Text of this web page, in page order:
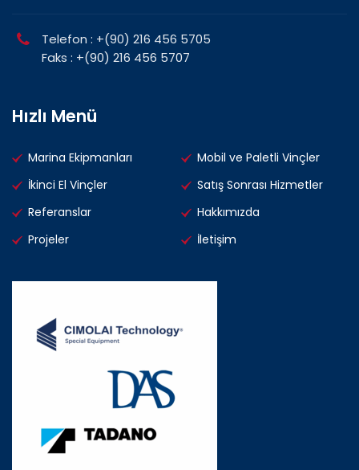
Telefon : +(90) 216 456 5705
Faks : +(90) 216 456 5707
Hızlı Menü
Marina Ekipmanları
Mobil ve Paletli Vinçler
İkinci El Vinçler
Satış Sonrası Hizmetler
Referanslar
Hakkımızda
Projeler
İletişim